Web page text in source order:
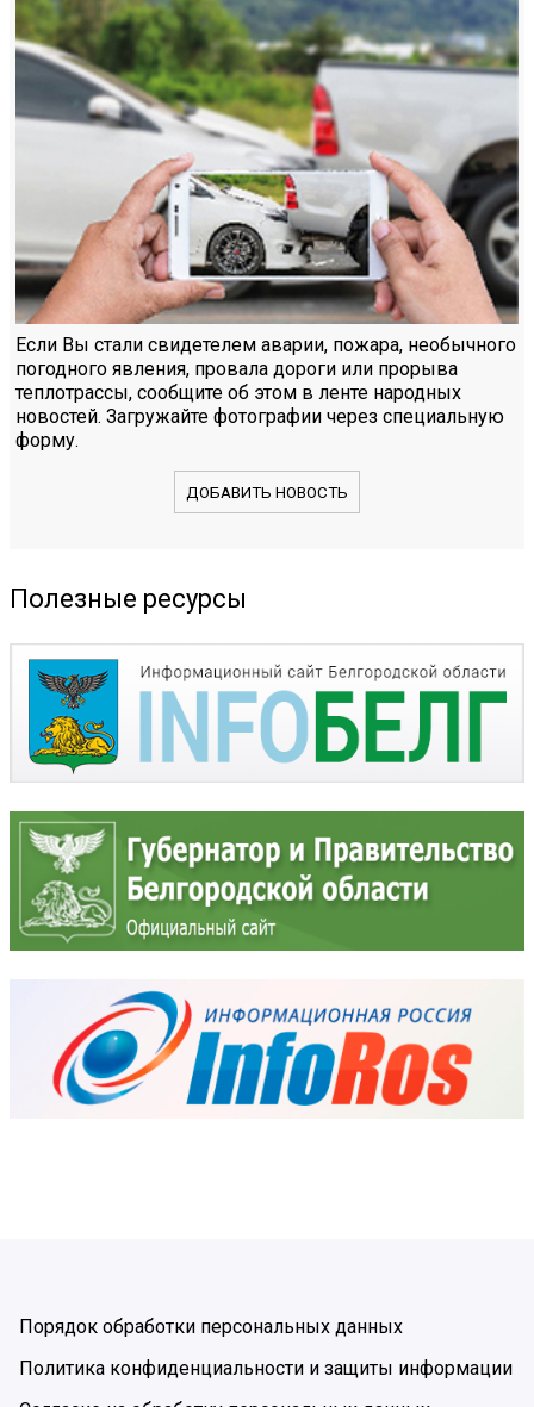
Если Вы стали свидетелем аварии, пожара, необычного
погодного явления, провала дороги или прорыва
теплотрассы, сообщите об этом в ленте народных
новостей. Загружайте фотографии через специальную
форму.
ДОБАВИТЬ НОВОСТЬ
Полезные ресурсы
Порядок обработки персональных данных
Политика конфиденциальности и защиты информации